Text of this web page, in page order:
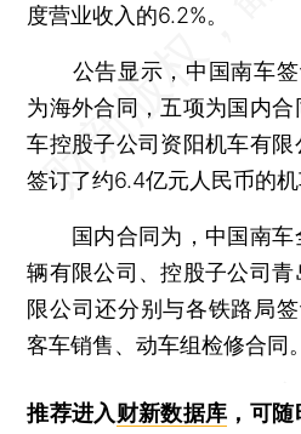
度营业收入的6.2%。
公告显示，中国南车签
为海外合同，五项为国内
车控股子公司资阳机车有
签订了约6.4亿元人民币的机
国内合同为，中国南车
辆有限公司、控股子公司
限公司还分别与各铁路局
客车销售、动车组检修合同。
推荐进入财新数据库 ，可